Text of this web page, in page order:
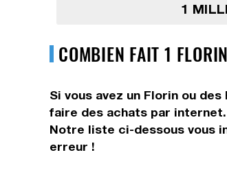
1
COMBIEN FAIT 1
Si vous avez un Florin ou
faire des achats par
Notre liste ci-dessous vous
erreur !